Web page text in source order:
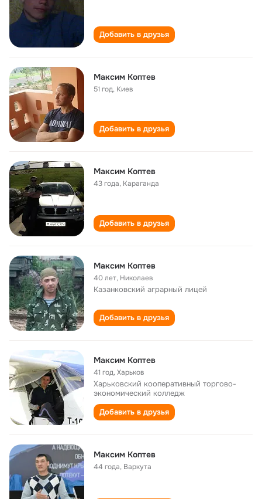
Добавить в друзья
Максим Коптев
51 год, Киев
Добавить в друзья
Максим Коптев
43 года, Караганда
Добавить в друзья
Максим Коптев
40 лет, Николаев
Казанковский аграрный лицей
Добавить в друзья
Максим Коптев
41 год,Харьков
Харьковский кооперативный торгово-
экономический колледж
Добавить в друзья
Максим Коптев
44 года, Варкута